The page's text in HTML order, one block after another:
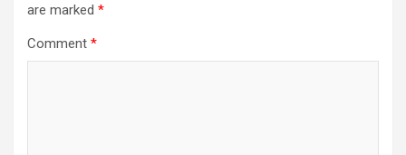
are marked *
Comment *